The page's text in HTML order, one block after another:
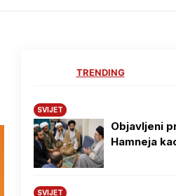
TRENDING
SVIJET
Objavljeni
Hamneja
SVIJET